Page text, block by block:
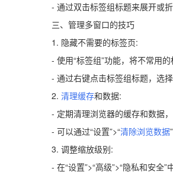
- 通过双击标签组标题来展开或
三、管理多窗口的技巧
1. 隐藏不需要的标签页:
- 使用“标签组”功能，将不常用的
- 通过右键点击标签组标题，选择
2. 清理缓存和数据:
- 定期清理浏览器的缓存和数据，
- 可以通过“设置”>“清除浏览数据
3. 调整缩放级别:
- 在“设置”>“高级”>“隐私和安全